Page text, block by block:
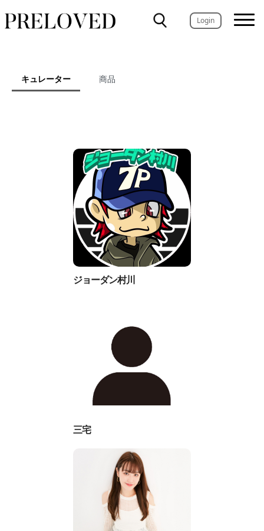
Login
キュレーター 商品
ジョーダン村川
三宅